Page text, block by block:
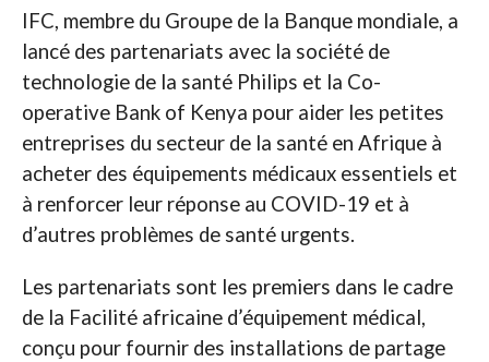
IFC, membre du Groupe de la Banque mondiale, a
lancé des partenariats avec la société de
technologie de la santé Philips et la Co-
operative Bank of Kenya pour aider les petites
entreprises du secteur de la santé en Afrique à
acheter des équipements médicaux essentiels et
à renforcer leur réponse au COVID-19 et à
d’autres problèmes de santé urgents.
Les partenariats sont les premiers dans le cadre
de la Facilité africaine d’équipement médical,
conçu pour fournir des installations de partage